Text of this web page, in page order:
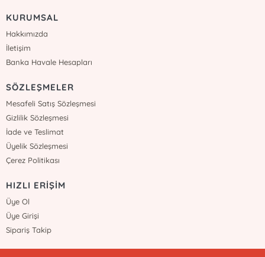
KURUMSAL
Hakkımızda
İletişim
Banka Havale Hesapları
SÖZLEŞMELER
Mesafeli Satış Sözleşmesi
Gizlilik Sözleşmesi
İade ve Teslimat
Üyelik Sözleşmesi
Çerez Politikası
HIZLI ERİŞİM
Üye Ol
Üye Girişi
Sipariş Takip